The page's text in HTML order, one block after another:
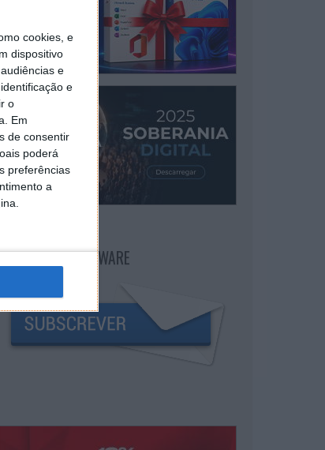
cookies, e
dispositivo
e
e
o
Em
de consentir
poderá
preferências
a
NEWSLETTER PPLWARE